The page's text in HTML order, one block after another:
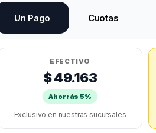
Un Pago Cuotas
EFECTIVO
$ 49.163
Ahorrás 5%
Exclusivo en nuestras sucursales